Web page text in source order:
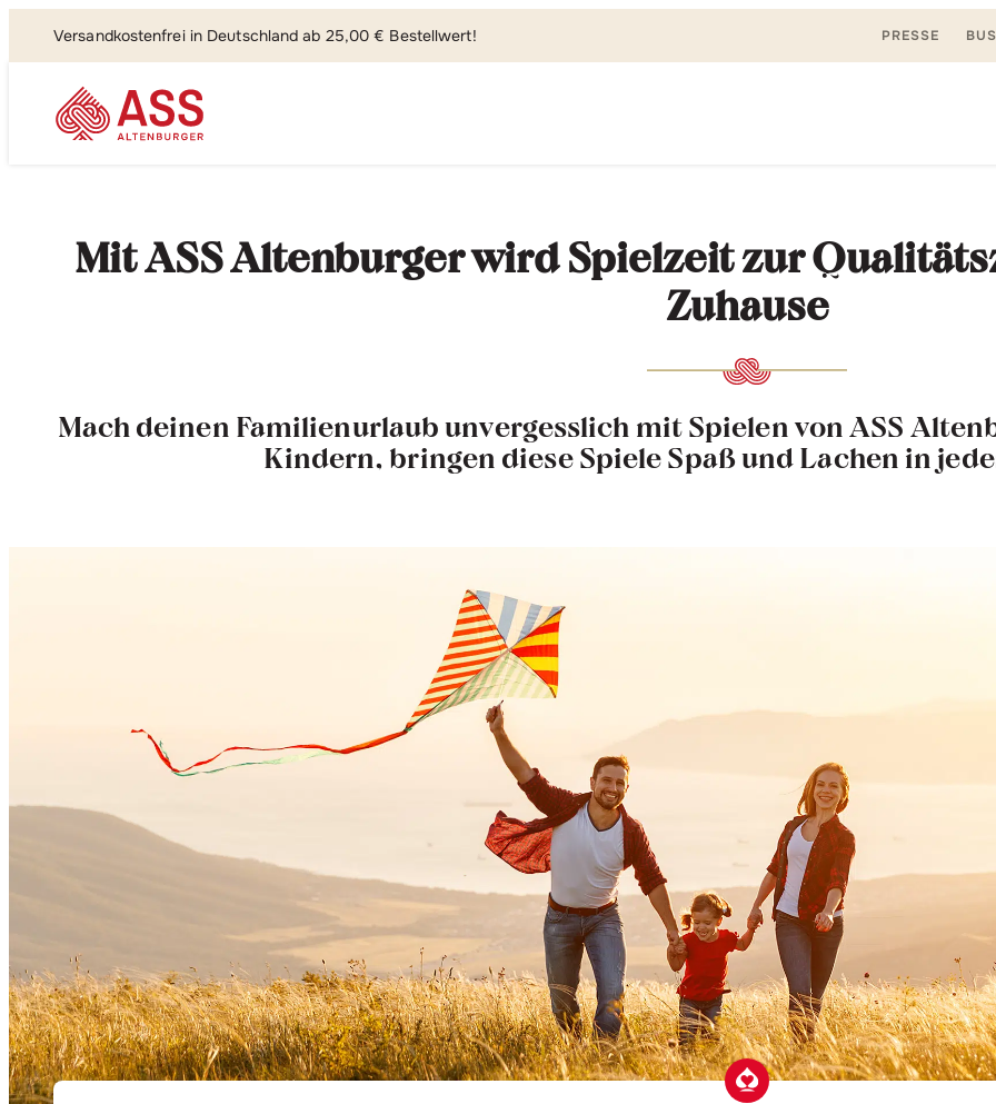
Versandkostenfrei in Deutschland ab 25,00 € Bestellwert! PRESSE
Mit ASS Altenburger wird Spielzeit zur
Zuhause
Mach deinen Familienurlaub unvergesslich mit Spielen von ASS
Kindern, bringen diese Spiele Spaß und Lachen in